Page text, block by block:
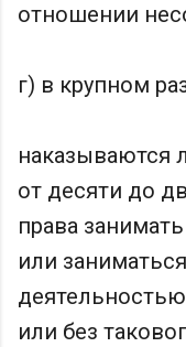
отношении
г) в крупном
наказываются
от десяти до
права
или
или без